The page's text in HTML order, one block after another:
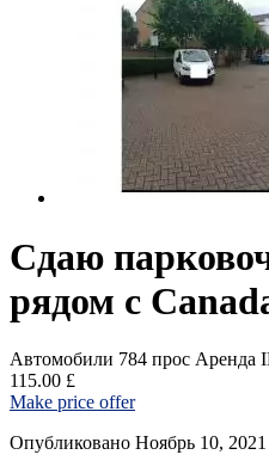
Сдаю
рядом с
Автомобили 784 прос Аренда
115.00 £
Make price offer
Опубликовано Ноябрь 10, 2021